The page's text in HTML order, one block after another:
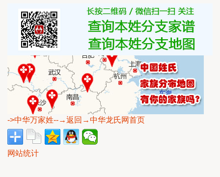
->中华万家姓--→返回→中华龙氏网首页
网站统计